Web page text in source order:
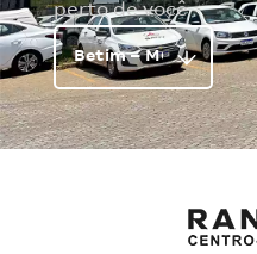
perto de você